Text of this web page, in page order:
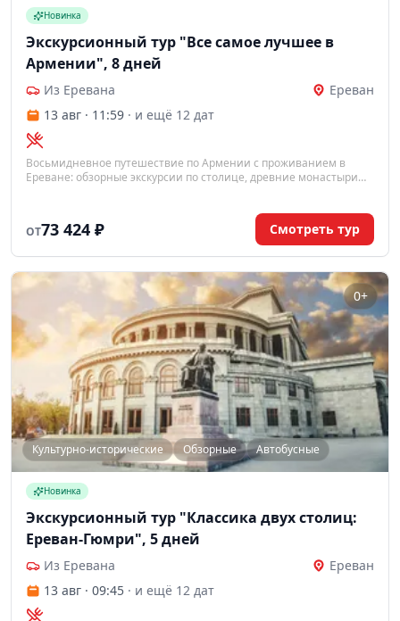
Новинка
Экскурсионный тур "Все самое лучшее в
Армении", 8 дней
Из Еревана
Ереван
13 авг · 11:59 · и ещё 12 дат
Восьмидневное путешествие по Армении с проживанием в
Ереване: обзорные экскурсии по столице, древние монастыри
ОТ73 424 ₽ Смотреть тур
0+
Культурно-исторические Обзорные Автобусные
Новинка
Экскурсионный тур "Классика двух столиц:
Ереван-Гюмри", 5 дней
Из Еревана
Ереван
13 авг · 09:45 · и ещё 12 дат